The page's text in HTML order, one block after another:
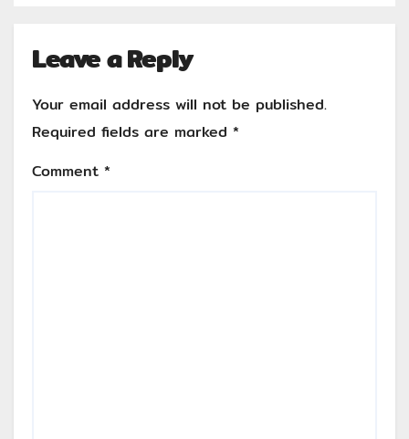
Leave a Reply
Your email address will not be published.
Required fields are marked *
Comment *